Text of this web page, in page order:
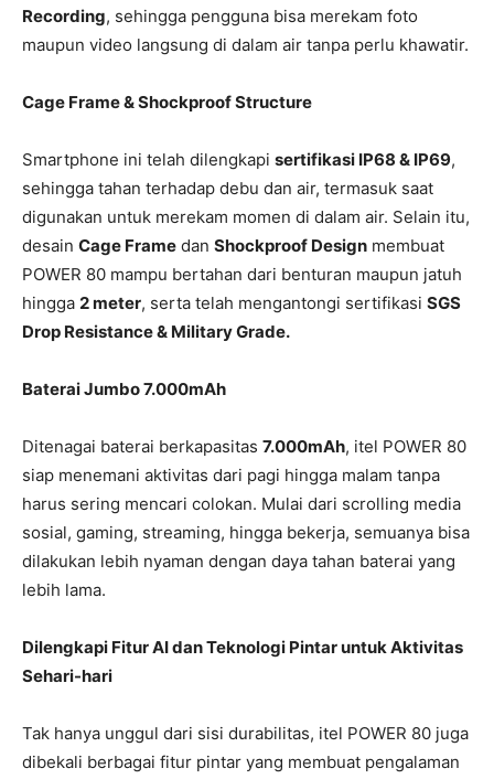
Recording, sehingga pengguna bisa merekam foto
maupun video langsung di dalam air tanpa perlu khawatir.
Cage Frame & Shockproof Structure
Smartphone ini telah dilengkapi sertifikasi IP68 & IP69,
sehingga tahan terhadap debu dan air, termasuk saat
digunakan untuk merekam momen di dalam air. Selain itu,
desain Cage Frame dan Shockproof Design membuat
POWER 80 mampu bertahan dari benturan maupun jatuh
hingga 2 meter, serta telah mengantongi sertifikasi SGS
Drop Resistance & Military Grade.
Baterai Jumbo 7.000mAh
Ditenagai baterai berkapasitas 7.000mAh, itel POWER 80
siap menemani aktivitas dari pagi hingga malam tanpa
harus sering mencari colokan. Mulai dari scrolling media
sosial, gaming, streaming, hingga bekerja, semuanya bisa
dilakukan lebih nyaman dengan daya tahan baterai yang
lebih lama.
Dilengkapi Fitur AI dan Teknologi Pintar untuk Aktivitas
Sehari-hari
Tak hanya unggul dari sisi durabilitas, itel POWER 80 juga
dibekali berbagai fitur pintar yang membuat pengalaman